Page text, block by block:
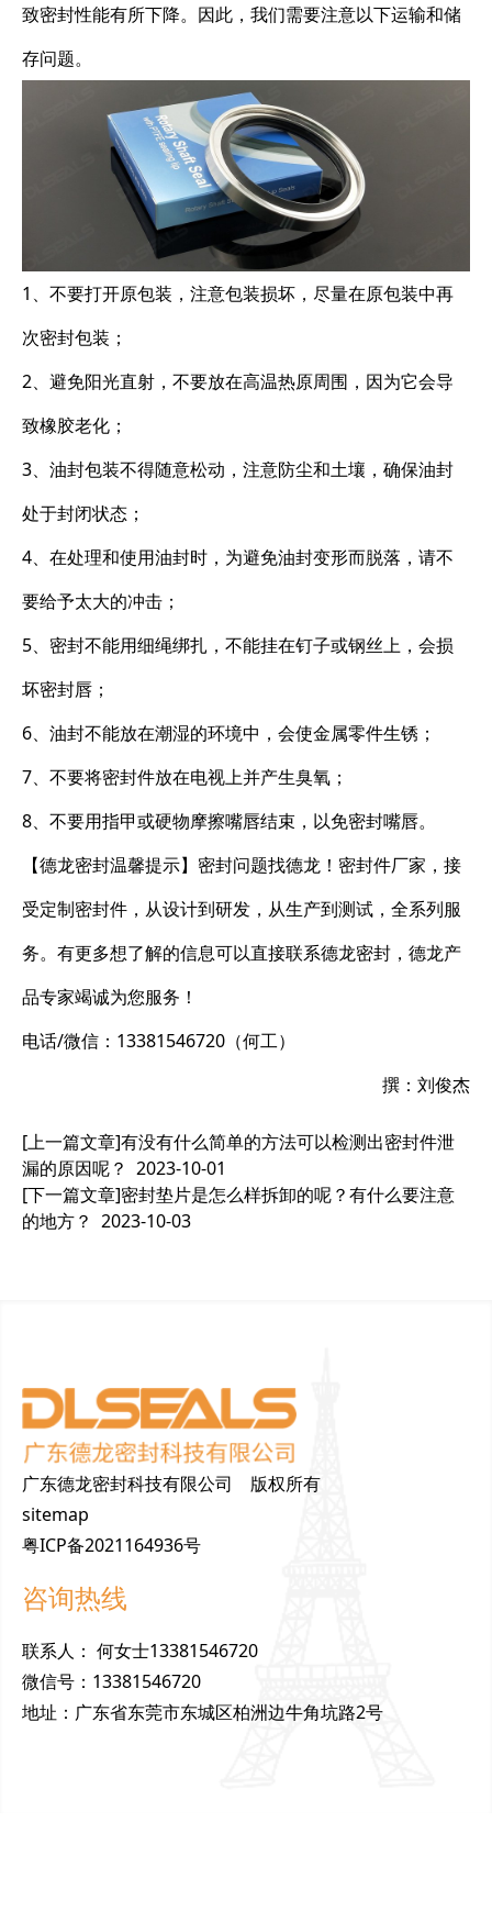
致密封性能有所下降。因此，我们需要注意以下运输和储
存问题。
1、不要打开原包装，注意包装损坏，尽量在原包装中再
次密封包装；
2、避免阳光直射，不要放在高温热原周围，因为它会导
致橡胶老化；
3、油封包装不得随意松动，注意防尘和土壤，确保油封
处于封闭状态；
4、在处理和使用油封时，为避免油封变形而脱落，请不
要给予太大的冲击；
5、密封不能用细绳绑扎，不能挂在钉子或钢丝上，会损
坏密封唇；
6、油封不能放在潮湿的环境中，会使金属零件生锈；
7、不要将密封件放在电视上并产生臭氧；
8、不要用指甲或硬物摩擦嘴唇结束，以免密封嘴唇。
【德龙密封温馨提示】密封问题找德龙！密封件厂家，接
受定制密封件，从设计到研发，从生产到测试，全系列服
务。有更多想了解的信息可以直接联系德龙密封，德龙产
品专家竭诚为您服务！
电话/微信：13381546720（何工）
撰：刘俊杰
[上一篇文章]有没有什么简单的方法可以检测出密封件泄
漏的原因呢？ 2023-10-01
[下一篇文章]密封垫片是怎么样拆卸的呢？有什么要注意
的地方？ 2023-10-03
广东德龙密封科技有限公司 版权所有
sitemap
粤ICP备2021164936号
咨询热线
联系人 ： 何女士13381546720
微信号 ： 13381546720
地址 ： 广东省东莞市东城区柏洲边牛角坑路2号